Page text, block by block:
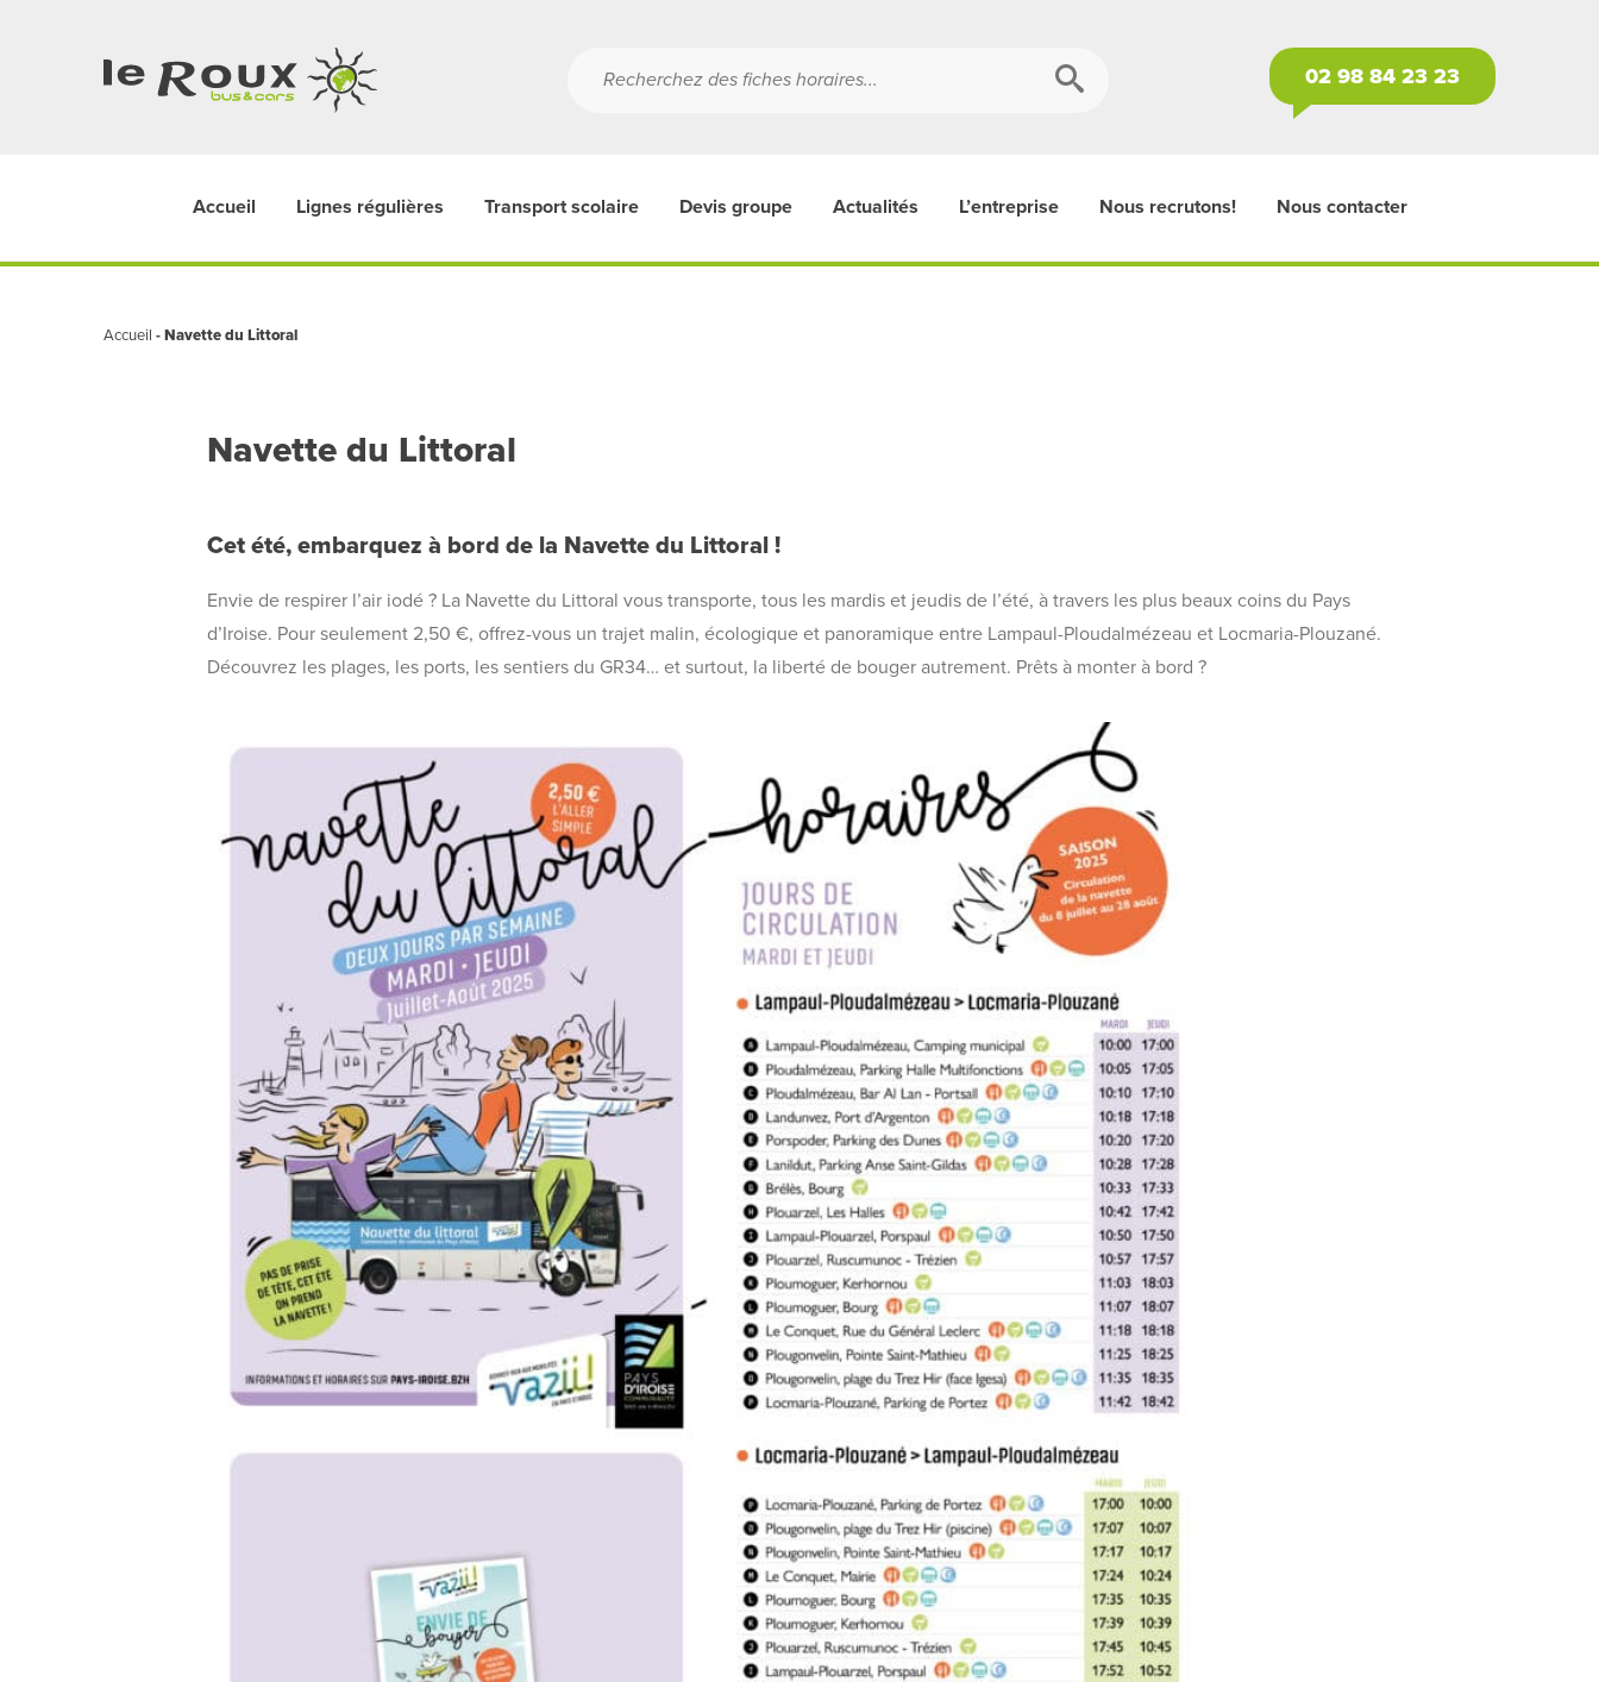
02 98 84 23 23
Accueil Lignes régulières Transport scolaire Devis groupe Actualités L’entreprise Nous recrutons! Nous contacter
Accueil -Navette du Littoral
Navette du Littoral
Cet été, embarquez à bord de la Navette du Littoral !
Envie de respirer l’air iodé ? La Navette du Littoral vous transporte, tous les mardis et jeudis de l’été, à travers les plus beaux coins du Pays
d’Iroise. Pour seulement 2,50 €, offrez-vous un trajet malin, écologique et panoramique entre Lampaul-Ploudalmézeau et Locmaria-Plouzané.
Découvrez les plages, les ports, les sentiers du GR34… et surtout, la liberté de bouger autrement. Prêts à monter à bord ?